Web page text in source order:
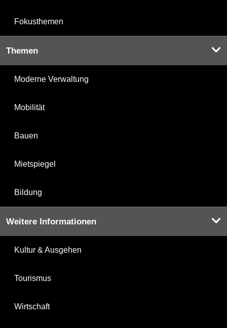
Fokusthemen
Themen
Moderne Verwaltung
Mobilität
Bauen
Mietspiegel
Bildung
Weitere Informationen
Kultur & Ausgehen
Tourismus
Wirtschaft